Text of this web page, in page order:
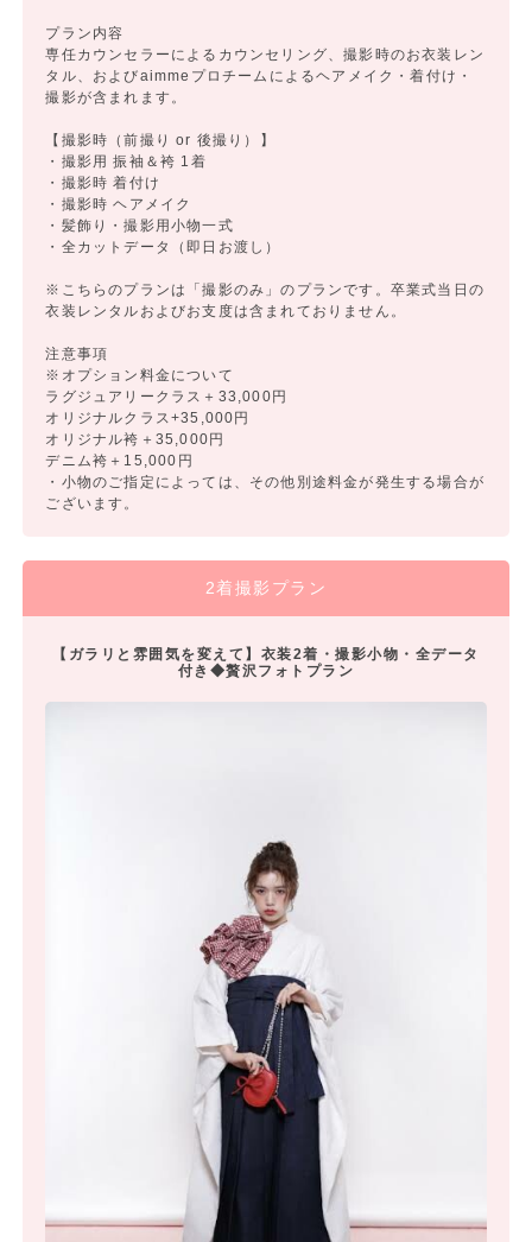
プラン内容
専任カウンセラーによるカウンセリング、撮影時のお衣装レン
タル、およびaimmeプロチームによるヘアメイク・着付け・
撮影が含まれます。
【撮影時（前撮り or 後撮り）】
・撮影用 振袖＆袴 1着
・撮影時 着付け
・撮影時 ヘアメイク
・髪飾り・撮影用小物一式
・全カットデータ（即日お渡し）
※こちらのプランは「撮影のみ」のプランです。卒業式当日の
衣装レンタルおよびお支度は含まれておりません。
注意事項
※オプション料金について
ラグジュアリークラス＋33,000円
オリジナルクラス+35,000円
オリジナル袴＋35,000円
デニム袴＋15,000円
・小物のご指定によっては、その他別途料金が発生する場合が
ございます。
2着撮影プラン
【ガラリと雰囲気を変えて】衣装2着・撮影小物・全データ
付き◆贅沢フォトプラン